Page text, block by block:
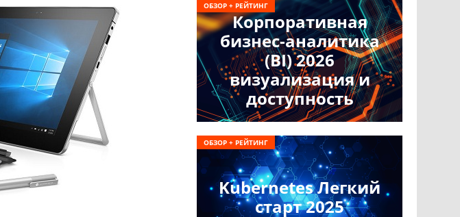
Корпоративная
бизнес-аналитика
(BI) 2026
визуализация и
доступность
ОБЗОР + РЕЙТИНГ
Kubernetes Легкий
старт 2025
ОБЗОР + РЕЙТИНГ